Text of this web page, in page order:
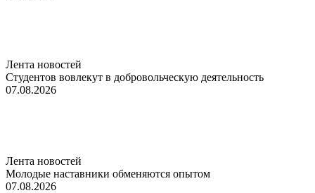
Лента новостей
Студентов вовлекут в добровольческую деятельность
07.08.2026
Лента новостей
Молодые наставники обменяются опытом
07.08.2026